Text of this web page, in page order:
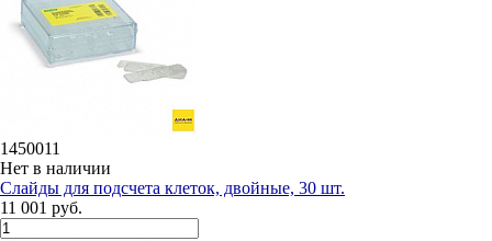
1450011
Нет в наличии
Слайды для подсчета клеток, двойные, 30 шт.
11 001 руб.